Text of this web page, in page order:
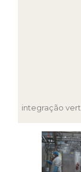
integração